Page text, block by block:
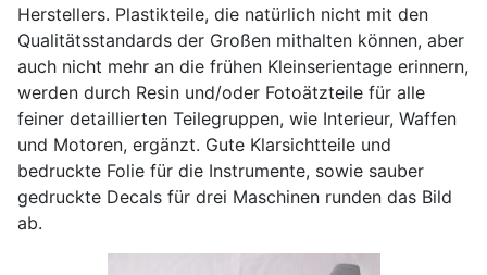
Herstellers. Plastikteile, die natürlich nicht mit den
Qualitätsstandards der Großen mithalten können, aber
auch nicht mehr an die frühen Kleinserientage erinnern,
werden durch Resin und/oder Fotoätzteile für alle
feiner detaillierten Teilegruppen, wie Interieur, Waffen
und Motoren, ergänzt. Gute Klarsichtteile und
bedruckte Folie für die Instrumente, sowie sauber
gedruckte Decals für drei Maschinen runden das Bild
ab.